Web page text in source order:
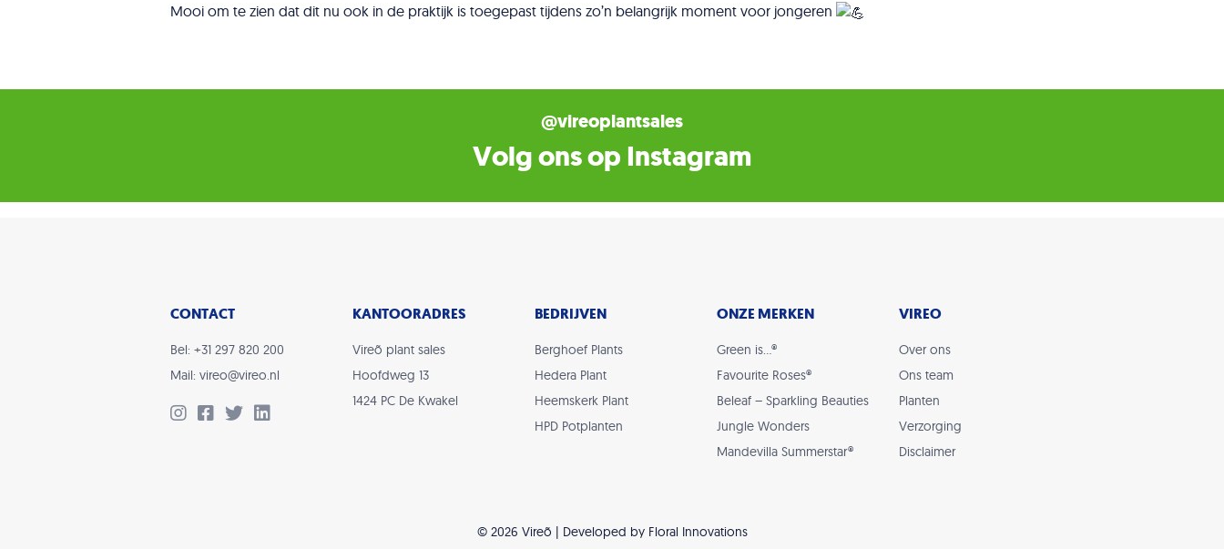
Mooi om te zien dat dit nu ook in de praktijk is toegepast tijdens zo’n belangrijk moment voor jongeren
@vireoplantsales
Volg ons op Instagram
CONTACT
Bel: +31 297 820 200
Mail: vireo@vireo.nl
KANTOORADRES
Vireõ plant sales
Hoofdweg 13
1424 PC De Kwakel
BEDRIJVEN
Berghoef Plants
Hedera Plant
Heemskerk Plant
HPD Potplanten
ONZE MERKEN
Green is…®
Favourite Roses®
Beleaf – Sparkling Beauties
Jungle Wonders
Mandevilla Summerstar®
VIREO
Over ons
Ons team
Planten
Verzorging
Disclaimer
© 2026 Vireõ | Developed by Floral Innovations